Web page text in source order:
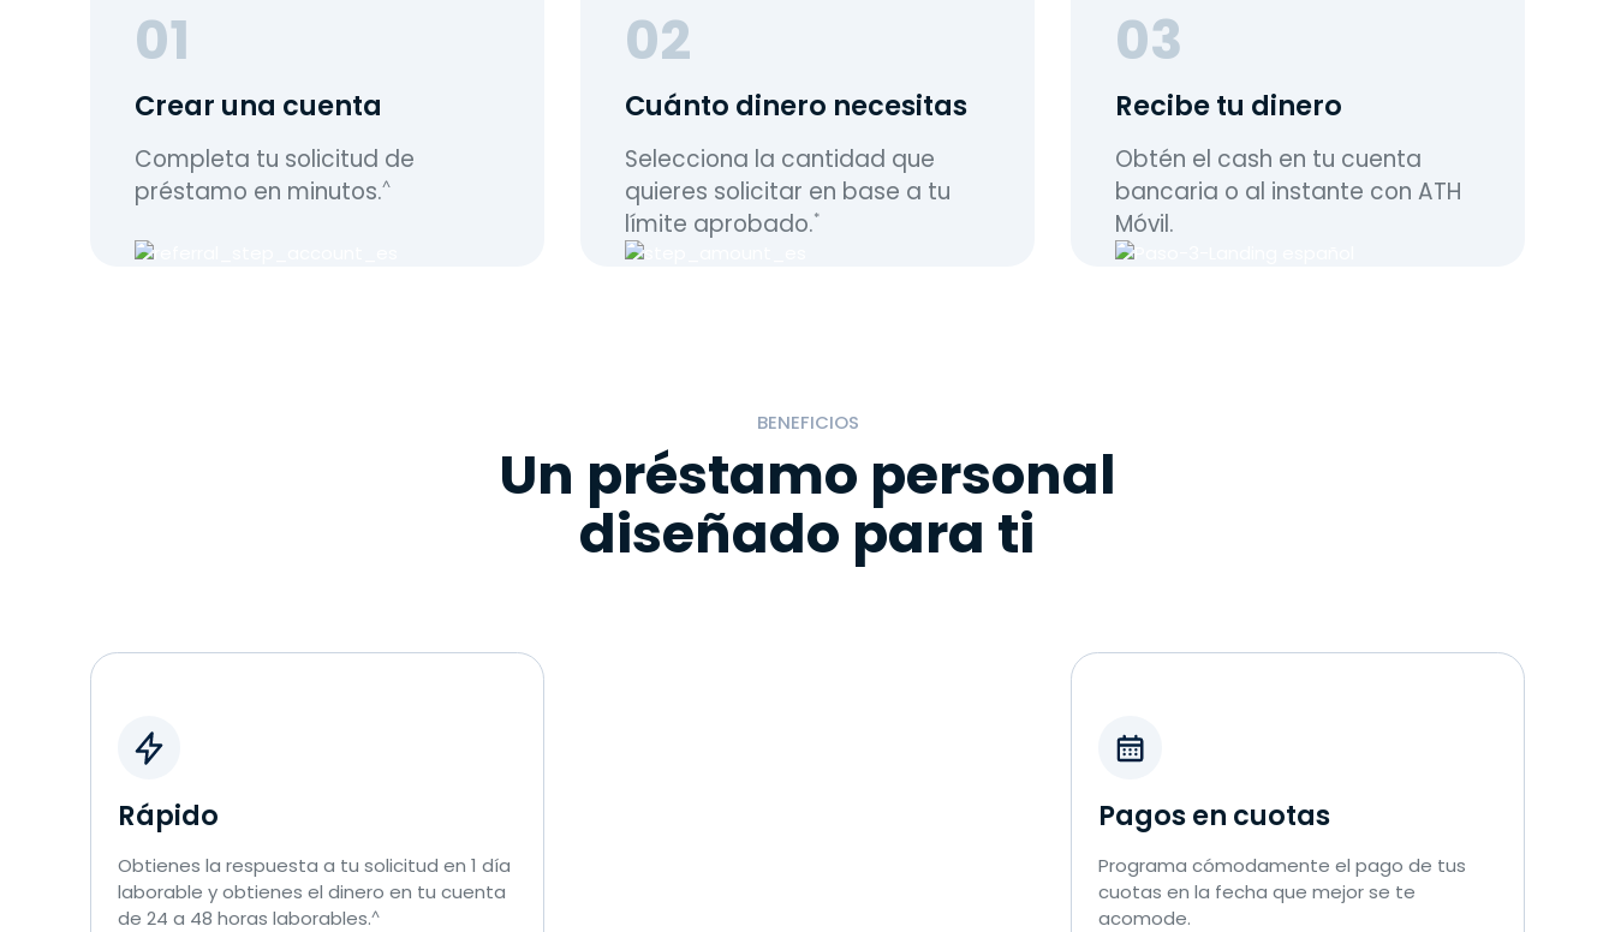
01
Crear una cuenta
Completa tu solicitud de
préstamo en minutos.^
02
Cuánto dinero necesitas
Selecciona la cantidad que
quieres solicitar en base a tu
límite aprobado.*
03
Recibe tu dinero
Obtén el cash en tu cuenta
bancaria o al instante con ATH
Móvil.
BENEFICIOS
Un préstamo personal
diseñado para ti
Rápido
Obtienes la respuesta a tu solicitud en 1 día
laborable y obtienes el dinero en tu cuenta
de 24 a 48 horas laborables.^
Pagos en cuotas
Programa cómodamente el pago de tus
cuotas en la fecha que mejor se te
acomode.